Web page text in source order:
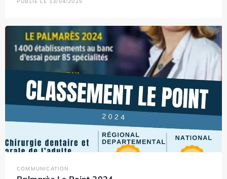
PUBLIÉ LE 13/04/2025
COMMUNICATION